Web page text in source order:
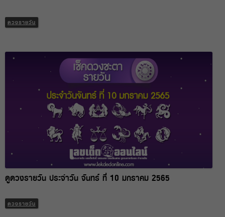
ดวงรายวัน
ดูดวงรายวัน ประจำวัน จันทร์ ที่ 10 มกราคม 2565
ดวงรายวัน